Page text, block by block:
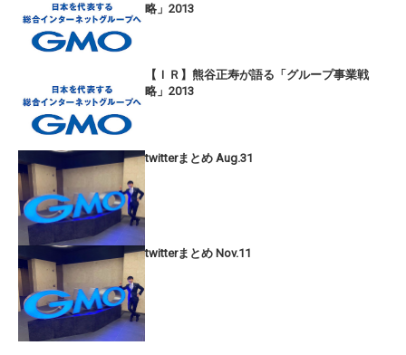
略」2013
【ＩＲ】熊谷正寿が語る「グループ事業戦
略」2013
twitterまとめ Aug.31
twitterまとめ Nov.11